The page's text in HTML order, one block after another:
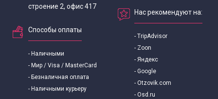
строение 2, офис 417
Способы оплаты
- Наличными
- Мир / Visa / MasterCard
- Безналичная оплата
- Наличными курьеру
Нас рекомендуют на:
- TripAdvisor
- Zoon
- Яндекс
- Google
- Otzovik.com
- Osd.ru